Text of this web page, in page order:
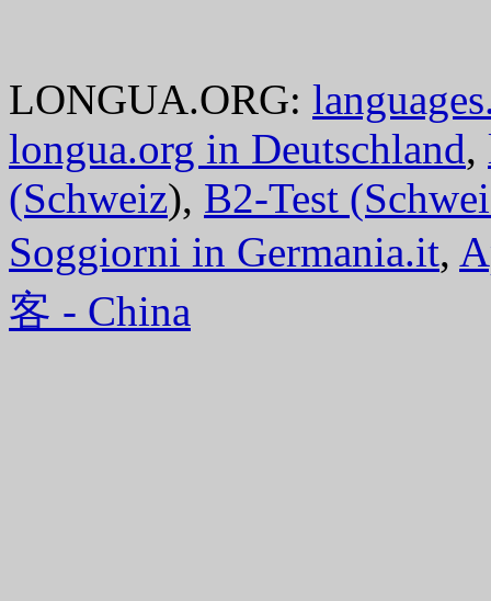
LONGUA.ORG:
longua.org in Deutschland,
(Schweiz), B2-Test
Soggiorni in Germania.it,
客 - China